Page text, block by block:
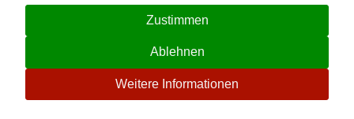
☉
Zustimmen
Ablehnen
Weitere Informationen